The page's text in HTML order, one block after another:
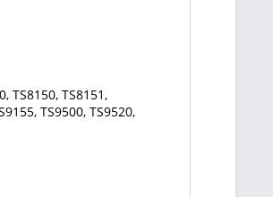
TS8150, TS8151,
TS9500, TS9520,